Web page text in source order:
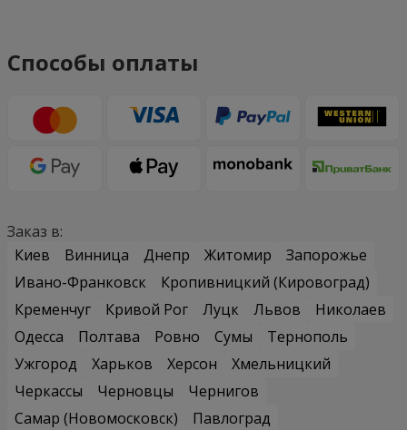
Способы оплаты
Заказ в:
Киев
Винница Днепр Житомир
Запорожье
Ивано-Франковск
Кропивницкий (Кировоград)
Кременчуг
Кривой Рог Луцк Львов
Николаев
Одесса
Полтава Ровно Сумы
Тернополь
Ужгород
Харьков Херсон
Хмельницкий
Черкассы
Черновцы
Чернигов
Самар (Новомосковск)
Павлоград